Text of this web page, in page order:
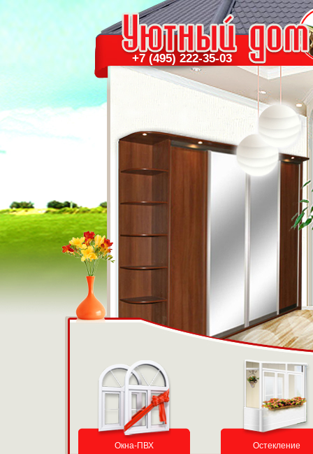
+7 (495) 222-35-03
Окна-ПВХ Остекление